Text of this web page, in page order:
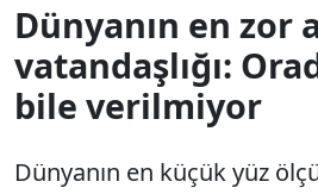
Dünyanın en zor
vatandaşlığı:
bile verilmiyor
Dünyanın en küçük yüz